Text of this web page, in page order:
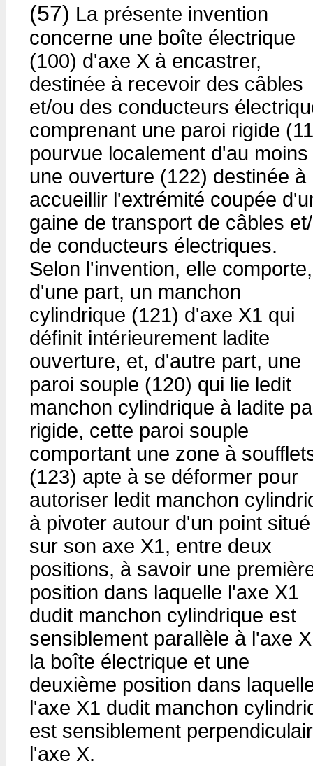
(57) La présente invention
concerne une boîte électrique
(100) d'axe X à encastrer,
destinée à recevoir des câbles
et/ou des conducteurs
comprenant une paroi rigide
pourvue localement d'au moins
une ouverture (122) destinée à
accueillir l'extrémité coupée
gaine de transport de câbles
de conducteurs électriques.
Selon l'invention, elle comporte,
d'une part, un manchon
cylindrique (121) d'axe X1 qui
définit intérieurement ladite
ouverture, et, d'autre part, une
paroi souple (120) qui lie ledit
manchon cylindrique à ladite
rigide, cette paroi souple
comportant une zone à
(123) apte à se déformer pour
autoriser ledit manchon
à pivoter autour d'un point situé
sur son axe X1, entre deux
positions, à savoir une
position dans laquelle l'axe X1
dudit manchon cylindrique est
sensiblement parallèle à l'axe
la boîte électrique et une
deuxième position dans
l'axe X1 dudit manchon
est sensiblement
l'axe X.